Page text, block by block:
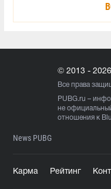
© 2013 -
Все права
PUBG.ru –
не
отношения к
News PUBG
Карма Рейтинг